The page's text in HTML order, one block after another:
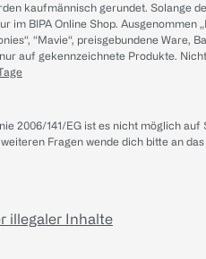
kaufmännisch gerundet. Solange
im BIPA Online Shop.
“Mavie“, preisgebundene
nur auf gekennzeichnete Produkte.
2006/141/EG ist es nicht möglich
weiteren Fragen wende dich bitte an das
illegaler Inhalte